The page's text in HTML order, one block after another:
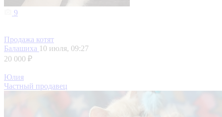
9
Продажа котят
Балашиха 10 июля, 09:27
20 000 ₽
Юлия
Частный продавец